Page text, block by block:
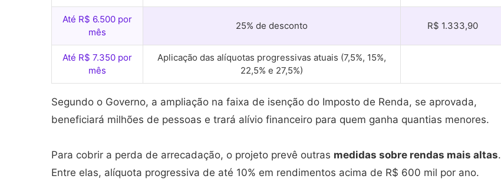
Até R$ 6.500 por
mês
25% de desconto R$ 1.333,90
Até R$ 7.350 por
mês
Aplicação das alíquotas progressivas atuais (7,5%, 15%,
22,5% e 27,5%)
Segundo o Governo, a ampliação na faixa de isenção do Imposto de Renda, se aprovada,
beneficiará milhões de pessoas e trará alívio financeiro para quem ganha quantias menores.
Para cobrir a perda de arrecadação, o projeto prevê outras medidas sobre rendas mais altas.
Entre elas, alíquota progressiva de até 10% em rendimentos acima de R$ 600 mil por ano.